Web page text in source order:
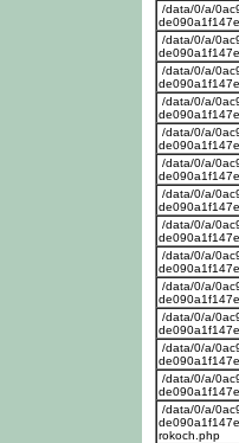
/data/0/a/
/data/0/a/
/data/0/a/
/data/0/a/
/data/0/a/
/data/0/a/
/data/0/a/
/data/0/a/
/data/0/a/
/data/0/a/
/data/0/a/
/data/0/a/
/data/0/a/
/data/0/a/
rokoch.php